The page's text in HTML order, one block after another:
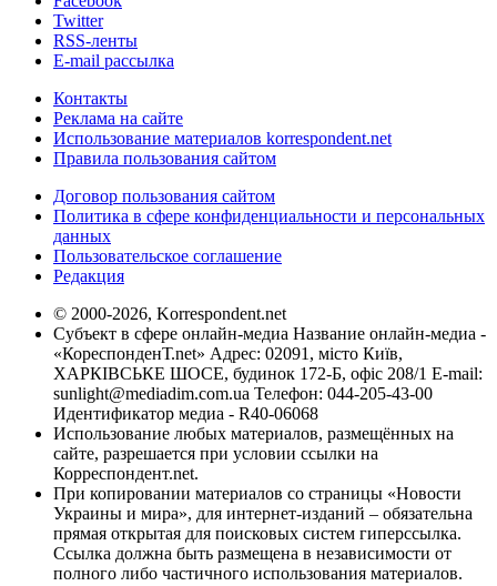
Twitter
RSS-ленты
E-mail рассылка
Контакты
Реклама на сайте
Использование материалов korrespondent.net
Правила пользования сайтом
Договор пользования сайтом
Политика в сфере конфиденциальности и персональных
данных
Пользовательское соглашение
Редакция
© 2000-2026, Korrespondent.net
Субъект в сфере онлайн-медиа Название онлайн-медиа -
«КореспонденТ.net» Адрес: 02091, місто Київ,
ХАРКІВСЬКЕ ШОСЕ, будинок 172-Б, офіс 208/1 E-mail:
sunlight@mediadim.com.ua Телефон: 044-205-43-00
Идентификатор медиа - R40-06068
Использование любых материалов, размещённых на
сайте, разрешается при условии ссылки на
Корреспондент.net.
При копировании материалов со страницы «Новости
Украины и мира», для интернет-изданий – обязательна
прямая открытая для поисковых систем гиперссылка.
Ссылка должна быть размещена в независимости от
полного либо частичного использования материалов.